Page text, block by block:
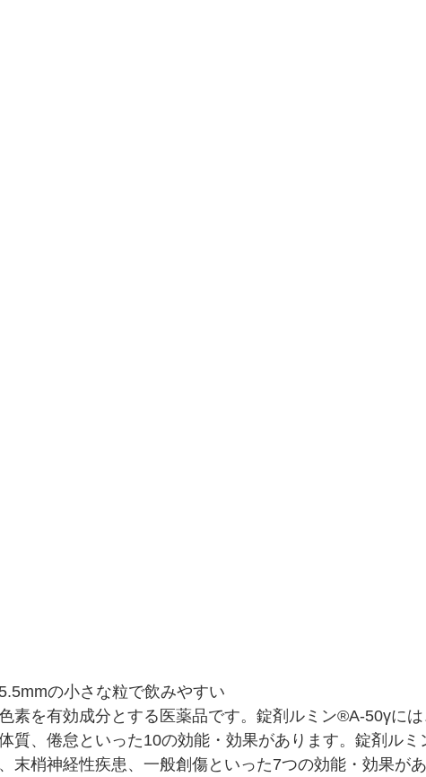
の小さな粒で飲みやすい
素を有効成分とする医薬品です。錠剤ルミン®A-50γに
質、倦怠といった10の効能・効果があります。錠剤ル
末梢神経性疾患、一般創傷といった7つの効能・効果が